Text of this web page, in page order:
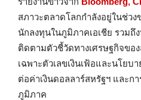
สภาวะตลาดโลกกำลังอยู่ในช่ว
นักลงทุนในภูมิภาคเอเชีย รวมถึ
ติดตามตัวชี้วัดทางเศรษฐกิจขอ
เฉพาะตัวเลขเงินเฟ้อและนโยบ
ต่อค่าเงินดอลลาร์สหรัฐฯ และก
ภูมิภาค